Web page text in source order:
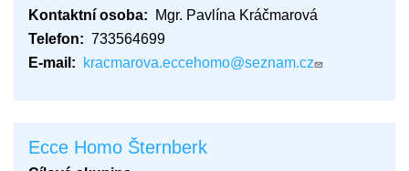
Kontaktní osoba
Mgr. Pavlína Kráčmarová
Telefon
733564699
E-mail
kracmarova.eccehomo@seznam.cz
Ecce Homo Šternberk